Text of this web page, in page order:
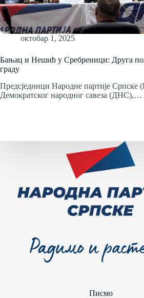
октобар 1, 2025
Бањац и Нешић у Сребреници: Друга
граду
Предсједници Народне партије
Демократског народног савеза (ДНС),…
Писмо